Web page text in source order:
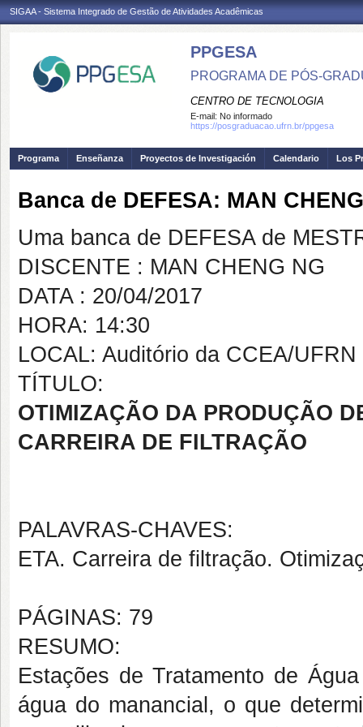
SIGAA - Sistema Integrado de Gestão de Atividades Acadêmicas
PPGESA
PROGRAMA DE PÓS-
CENTRO DE TECNOLOGIA
E-mail: No informado
https://posgraduacao.ufrn.br/ppgesa
Programa Enseñanza Proyectos de Investigación Calendario Los
Banca de DEFESA: MAN
Uma banca de DEFESA de
DISCENTE : MAN CHENG NG
DATA : 20/04/2017
HORA: 14:30
LOCAL: Auditório da CCEA/UFRN
TÍTULO:
OTIMIZAÇÃO DA PRODUÇÃO
CARREIRA DE FILTRAÇÃO
PALAVRAS-CHAVES:
ETA. Carreira de filtração.
PÁGINAS: 79
RESUMO:
Estações de Tratamento de
água do manancial, o que